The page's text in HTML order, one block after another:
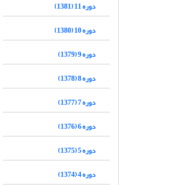
دوره 11 (1381)
دوره 10 (1380)
دوره 9 (1379)
دوره 8 (1378)
دوره 7 (1377)
دوره 6 (1376)
دوره 5 (1375)
دوره 4 (1374)